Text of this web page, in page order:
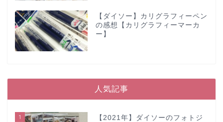
【ダイソー】カリグラフィーペン
の感想【カリグラフィーマーカ
ー】
人気記事
1
【2021年】ダイソーのフォトジ